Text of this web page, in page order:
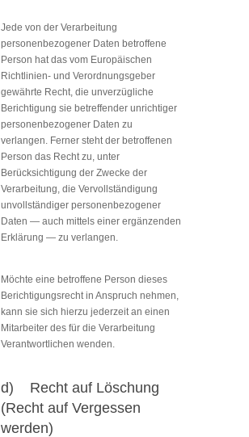
Jede von der Verarbeitung
personenbezogener Daten betroffene
Person hat das vom Europäischen
Richtlinien- und Verordnungsgeber
gewährte Recht, die unverzügliche
Berichtigung sie betreffender unrichtiger
personenbezogener Daten zu
verlangen. Ferner steht der betroffenen
Person das Recht zu, unter
Berücksichtigung der Zwecke der
Verarbeitung, die Vervollständigung
unvollständiger personenbezogener
Daten — auch mittels einer ergänzenden
Erklärung — zu verlangen.
Möchte eine betroffene Person dieses
Berichtigungsrecht in Anspruch nehmen,
kann sie sich hierzu jederzeit an einen
Mitarbeiter des für die Verarbeitung
Verantwortlichen wenden.
d) Recht auf Löschung
(Recht auf Vergessen
werden)